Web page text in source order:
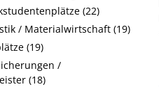
(22)
/ Materialwirtschaft (19)
(19)
/
(18)